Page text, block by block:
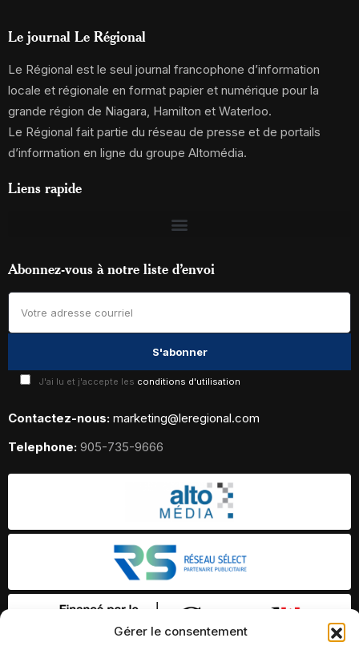
Gérer le consentement
Le journal Le Régional
Le Régional est le seul journal francophone d’information
locale et régionale en format papier et numérique pour la
grande région de Niagara, Hamilton et Waterloo.
Le Régional fait partie du réseau de presse et de portails
d’information en ligne du groupe Altomédia.
Liens rapide
Abonnez-vous à notre liste d’envoi
J'ai lu et j'accepte les conditions d'utilisation
Contactez-nous: marketing@leregional.com
Telephone: 905-735-9666